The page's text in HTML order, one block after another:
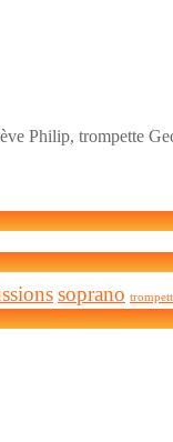
Philip, trompette
soprano